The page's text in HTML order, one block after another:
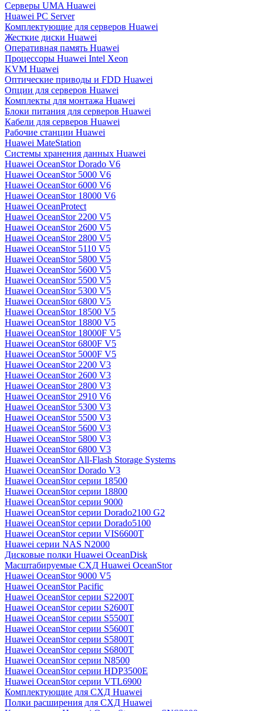
Серверы UMA Huawei
Huawei PC Server
Комплектующие для серверов Huawei
Жесткие диски Huawei
Оперативная память Huawei
Процессоры Huawei Intel Xeon
KVM Huawei
Оптические приводы и FDD Huawei
Опции для серверов Huawei
Комплекты для монтажа Huawei
Блоки питания для серверов Huawei
Кабели для серверов Huawei
Рабочие станции Huawei
Huawei MateStation
Системы хранения данных Huawei
Huawei OceanStor Dorado V6
Huawei OceanStor 5000 V6
Huawei OceanStor 6000 V6
Huawei OceanStor 18000 V6
Huawei OceanProtect
Huawei OceanStor 2200 V5
Huawei OceanStor 2600 V5
Huawei OceanStor 2800 V5
Huawei OceanStor 5110 V5
Huawei OceanStor 5800 V5
Huawei OceanStor 5600 V5
Huawei OceanStor 5500 V5
Huawei OceanStor 5300 V5
Huawei OceanStor 6800 V5
Huawei OceanStor 18500 V5
Huawei OceanStor 18800 V5
Huawei OceanStor 18000F V5
Huawei OceanStor 6800F V5
Huawei OceanStor 5000F V5
Huawei OceanStor 2200 V3
Huawei OceanStor 2600 V3
Huawei OceanStor 2800 V3
Huawei OceanStor 2910 V6
Huawei OceanStor 5300 V3
Huawei OceanStor 5500 V3
Huawei OceanStor 5600 V3
Huawei OceanStor 5800 V3
Huawei OceanStor 6800 V3
Huawei OceanStor All-Flash Storage Systems
Huawei OceanStor Dorado V3
Huawei OceanStor серии 18500
Huawei OceanStor серии 18800
Huawei OceanStor серии 9000
Huawei OceanStor серии Dorado2100 G2
Huawei OceanStor серии Dorado5100
Huawei OceanStor серии VIS6600T
Huawei серии NAS N2000
Дисковые полки Huawei OceanDisk
Масштабируемые СХД Huawei OceanStor
Huawei OceanStor 9000 V5
Huawei OceanStor Pacific
Huawei OceanStor серии S2200T
Huawei OceanStor серии S2600T
Huawei OceanStor серии S5500T
Huawei OceanStor серии S5600T
Huawei OceanStor серии S5800T
Huawei OceanStor серии S6800T
Huawei OceanStor серии N8500
Huawei OceanStor серии HDP3500E
Huawei OceanStor серии VTL6900
Комплектующие для СХД Huawei
Полки расширения для СХД Huawei